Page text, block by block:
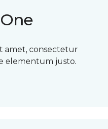
amet, consectetur
elementum justo.